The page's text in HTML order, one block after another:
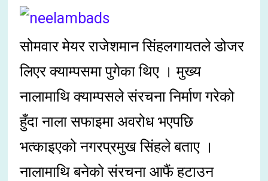
सोमवार मेयर राजेशमान सिंहलगायतले डोजर
लिएर क्याम्पसमा पुगेका थिए । मुख्य
नालामाथि क्याम्पसले संरचना निर्माण गरेको
हुँदा नाला सफाइमा अवरोध भएपछि
भत्काइएको नगरप्रमुख सिंहले बताए ।
नालामाथि बनेको संरचना आफैं हटाउन